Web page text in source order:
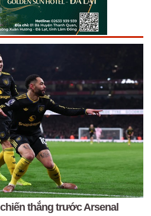
thắng trước Arsenal